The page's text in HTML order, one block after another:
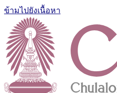
ข้ามไปยังเนื้อหา